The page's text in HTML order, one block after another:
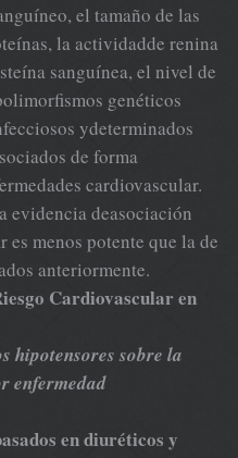
el tamaño de las
la actividadde renina
sanguínea, el nivel de
genéticos
ydeterminados
de forma
cardiovascular.
evidencia deasociación
menos potente que la de
anteriormente.
Cardiovascular en
hipotensores sobre la
enfermedad
en diuréticos y